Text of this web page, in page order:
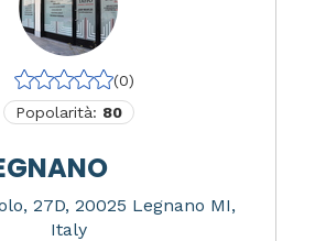
(0)
Popolarità: 80
27D, 20025 Legnano MI,
Italy